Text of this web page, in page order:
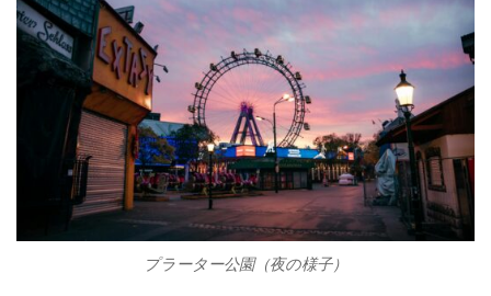
プラーター公園（夜の様子）